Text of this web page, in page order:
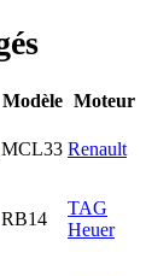
Modèle Moteur
MCL33 Renault
RB14
TAG
Heuer